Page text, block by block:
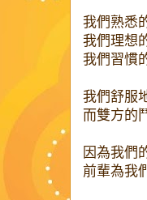
我們熟悉
我們理想
我們習慣
我們舒服
而雙方的
因為我們
前輩為我